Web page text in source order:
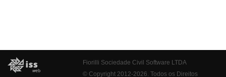
Fiorilli Sociedade Civil Software LTDA
© Copyright 2012-2026. Todos os Direitos